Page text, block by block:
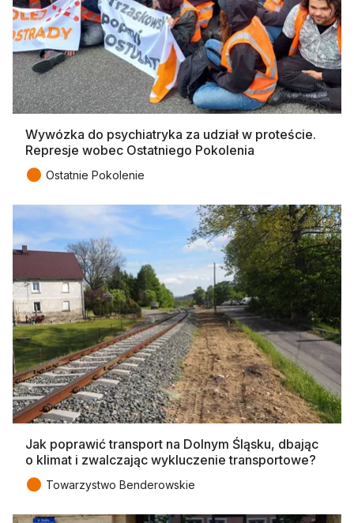
Wywózka do psychiatryka za udział w proteście.
Represje wobec Ostatniego Pokolenia
● Ostatnie Pokolenie
Jak poprawić transport na Dolnym Śląsku, dbając
o klimat i zwalczając wykluczenie transportowe?
● Towarzystwo Benderowskie